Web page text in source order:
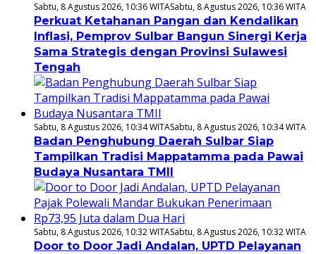
Sabtu, 8 Agustus 2026, 10:36 WITASabtu, 8 Agustus 2026, 10:36 WITA
Perkuat Ketahanan Pangan dan Kendalikan
Inflasi, Pemprov Sulbar Bangun Sinergi Kerja
Sama Strategis dengan Provinsi Sulawesi
Tengah
Sabtu, 8 Agustus 2026, 10:34 WITASabtu, 8 Agustus 2026, 10:34 WITA
Badan Penghubung Daerah Sulbar Siap
Tampilkan Tradisi Mappatamma pada Pawai
Budaya Nusantara TMII
Sabtu, 8 Agustus 2026, 10:32 WITASabtu, 8 Agustus 2026, 10:32 WITA
Door to Door Jadi Andalan, UPTD Pelayanan